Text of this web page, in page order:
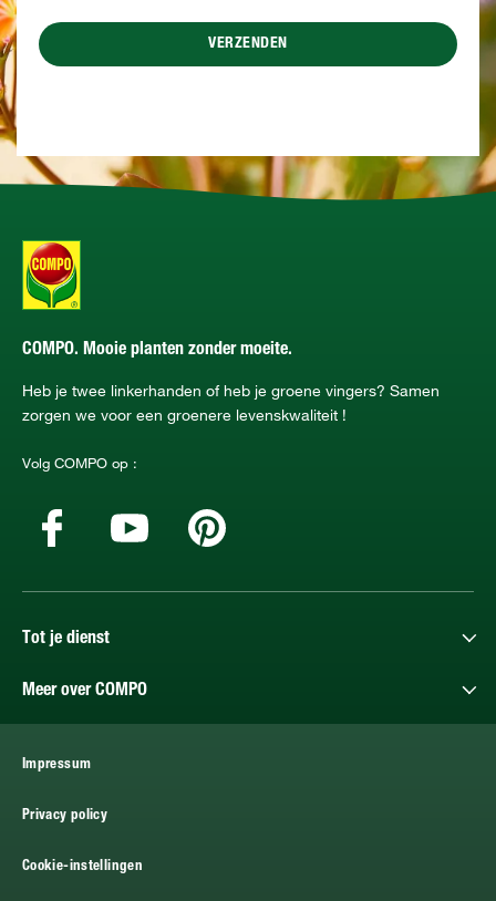
VERZENDEN
COMPO. Mooie planten zonder moeite.
Heb je twee linkerhanden of heb je groene vingers? Samen
zorgen we voor een groenere levenskwaliteit !
Volg COMPO op :
Tot je dienst
Meer over COMPO
Impressum
Privacy policy
Cookie-instellingen